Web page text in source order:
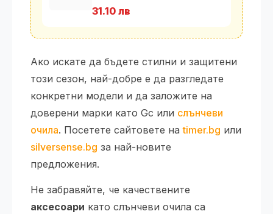
31.10 лв
Ако искате да бъдете стилни и защитени
този сезон, най-добре е да разгледате
конкретни модели и да заложите на
доверени марки като Gc или слънчеви
очила. Посетете сайтовете наtimer.bg или
silversense.bg за най-новите
предложения.
Не забравяйте, че качествените
аксесоари като слънчеви очила са